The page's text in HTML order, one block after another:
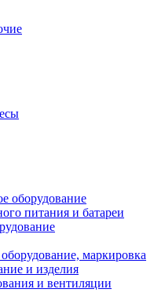
оборудование
питания и батареи
маркировка
и изделия
и вентиляции